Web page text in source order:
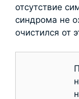
отсутствие
синдрома не
очистился от